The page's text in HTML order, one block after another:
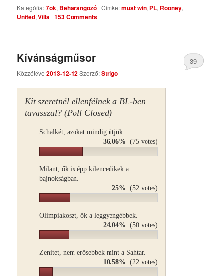
Kategória:7ok, Beharangozó |Címke:must win, PL, Rooney,
United,Villa |153 Comments
Kívánságműsor
Közzétéve2013-12-12Szerző:Strigo
39
Kit szeretnél ellenfélnek a BL-ben
tavasszal? (Poll Closed)
Schalkét, azokat mindig ütjük.
36.06% (75 votes)
Milant, ők is épp kilencedikek a
bajnokságban.
25% (52 votes)
Olimpiakoszt, ők a leggyengébbek.
24.04% (50 votes)
Zenitet, nem erősebbek mint a Sahtar.
10.58% (22 votes)